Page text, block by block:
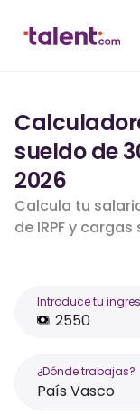
sueldo de
2026
Calcula tu
de IRPF y
Introduce tu
¿Dónde trabajas?
País Vasco